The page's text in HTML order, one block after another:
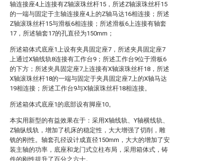
轴连接座4上连接有Z轴滚珠丝杆15，所述Z轴滚珠丝杆15
的一端与固定于主轴连接座4上的Z轴马达16相连接；所述
Z轴滚珠丝杆15与滑板6相连接；所述滑板6上连接有轴套
17，所述轴套17的孔直径为150mm；
所述箱体式底座1上设有夹具固定座7，所述夹具固定座7
上通过X轴线轨8连接有工作台9；所述工作台9位于滑板6
的下方；所述夹具固定座7上连接有X轴滚珠丝杆18，所述
X轴滚珠丝杆18的一端与固定于夹具固定座7上的X轴马达
19相连接；所述工作台9与X轴滚珠丝杆18相连接。
所述箱体式底座1的底部设有脚座10。
本实用新型的有益效果在于：采用X轴线轨、Y轴横线轨、
Z轴纵线轨，增加了机床的稳定性，大大增强了切削，雕
铣的刚性。轴套孔径设计成直径150mm，大大的增加了安
装主轴的功率，底座和龙门式立柱布局，采用箱体式，铸
件的刚性提升了百分之六十。